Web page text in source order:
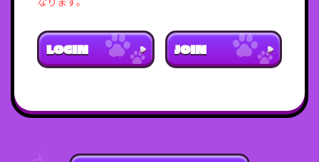
LOGIN JOIN